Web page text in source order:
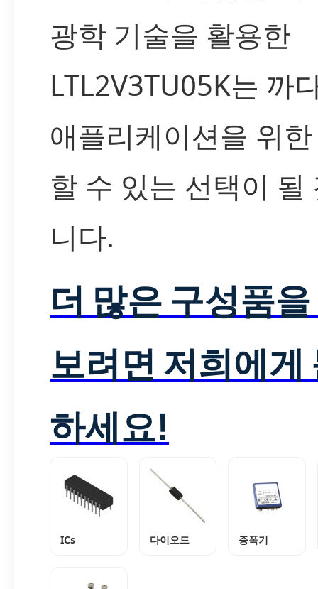
광학 기술을 활용한
LTL2V3TU05K는 까
애플리케이션을 위
할 수 있는 선택이 될
니다.
더 많은 구성품
보려면 저희에게
하세요!
ICs 다이오드 증폭기